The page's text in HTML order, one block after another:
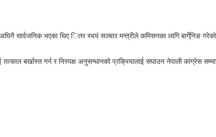
सार्वजनिक भएका थिए ितर स्वयं सञ्चार मन्त्रीले कमिसनका लागि बार्गे्निङ
बर्खास्त गर्न र निस्पक्ष अनुसन्धानको प्रक्रियालाई सघाउन नेपाली कांग्रेस